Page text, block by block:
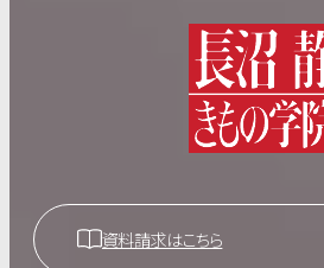
資料請求はこちら